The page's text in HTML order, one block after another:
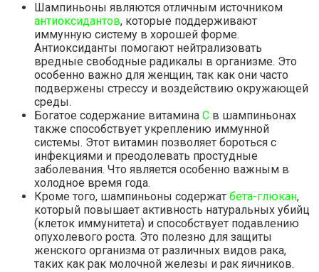
Шампиньоны являются отличным источником
антиоксидантов, которые поддерживают
иммунную систему в хорошей форме.
Антиоксиданты помогают нейтрализовать
вредные свободные радикалы в организме. Это
особенно важно для женщин, так как они часто
подвержены стрессу и воздействию окружающей
среды.
Богатое содержание витамина C в шампиньонах
также способствует укреплению иммунной
системы. Этот витамин позволяет бороться с
инфекциями и преодолевать простудные
заболевания. Что является особенно важным в
холодное время года.
Кроме того, шампиньоны содержат бета-глюкан,
который повышает активность натуральных убийц
(клеток иммунитета) и способствует подавлению
опухолевого роста. Это полезно для защиты
женского организма от различных видов рака,
таких как рак молочной железы и рак яичников.